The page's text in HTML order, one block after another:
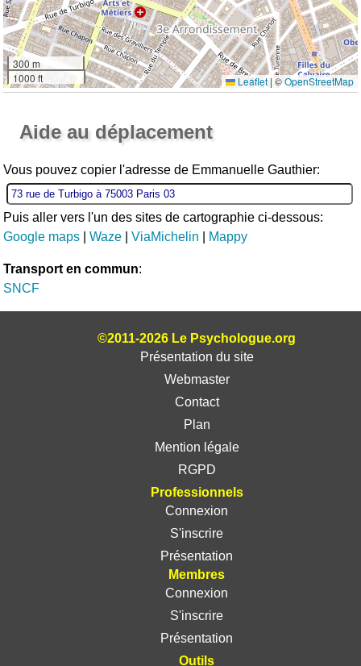
300 m
1000 ft
Leaflet |©OpenStreetMap
Aide au déplacement
Vous pouvez copier l'adresse de Emmanuelle Gauthier:
Puis aller vers l'un des sites de cartographie ci-dessous:
Google maps |Waze |ViaMichelin Mappy
Transport en commun:
SNCF
©2011-2026 Le Psychologue.org
Présentation du site
Webmaster
Contact
Plan
Mention légale
RGPD
Professionnels
Connexion
S'inscrire
Présentation
Membres
Connexion
S'inscrire
Présentation
Outils